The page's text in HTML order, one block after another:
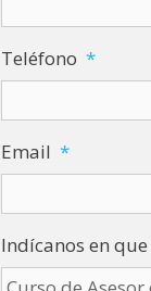
Teléfono *
Email *
Indícanos en